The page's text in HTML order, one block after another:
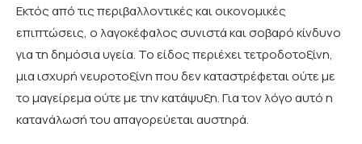
Εκτός από τις περιβαλλοντικές και οικονομικές
επιπτώσεις, ο λαγοκέφαλος συνιστά και σοβαρό κίνδυνο
για τη δημόσια υγεία. Το είδος περιέχει τετροδοτοξίνη,
μια ισχυρή νευροτοξίνη που δεν καταστρέφεται ούτε με
το μαγείρεμα ούτε με την κατάψυξη. Για τον λόγο αυτό η
κατανάλωσή του απαγορεύεται αυστηρά.